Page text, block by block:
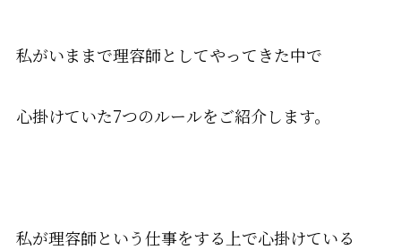
私がいままで理容師としてやってきた中で
心掛けていた7つのルールをご紹介します。
私が理容師という仕事をする上で心掛けている